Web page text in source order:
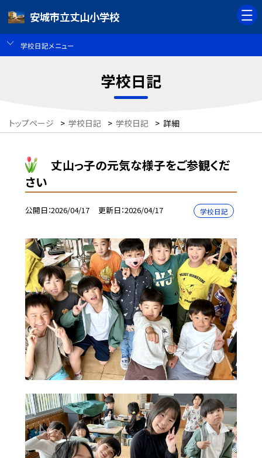
安城市立丈山小学校
学校日記メニュー
学校日記
トップページ > 学校日記 > 学校日記 > 詳細
丈山っ子の元気な様子をご参観くだ
さい
公開日 2026/04/17 更新日 2026/04/17 学校日記